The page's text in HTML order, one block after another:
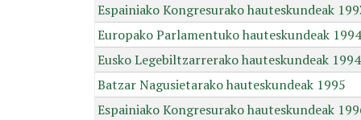
Espainiako Kongresurako hauteskundeak
Europako Parlamentuko hauteskundeak 1994
Eusko Legebiltzarrerako hauteskundeak 1994
Batzar Nagusietarako hauteskundeak 1995
Espainiako Kongresurako hauteskundeak